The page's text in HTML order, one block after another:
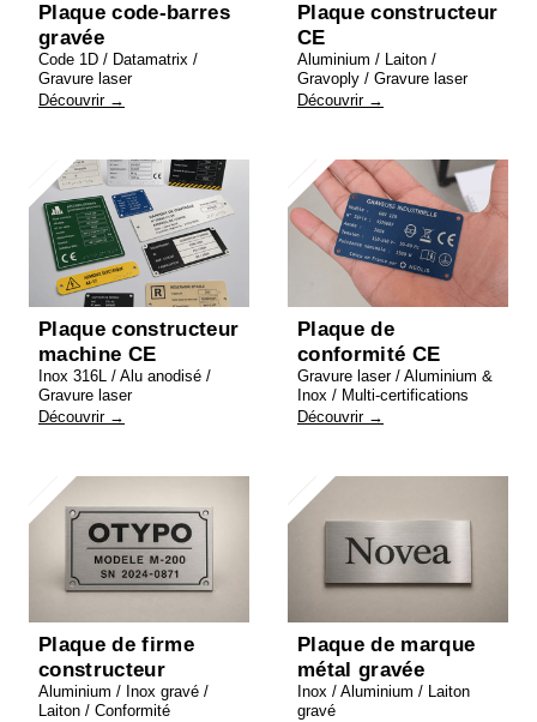
Plaque code-barres
gravée
Code 1D / Datamatrix /
Gravure laser
Découvrir →
Plaque constructeur
CE
Aluminium / Laiton /
Gravoply / Gravure laser
Découvrir →
Plaque constructeur
machine CE
Inox 316L / Alu anodisé /
Gravure laser
Découvrir →
Plaque de
conformité CE
Gravure laser / Aluminium &
Inox / Multi-certifications
Découvrir →
Plaque de firme
constructeur
Aluminium / Inox gravé /
Laiton / Conformité
Plaque de marque
métal gravée
Inox / Aluminium / Laiton
gravé